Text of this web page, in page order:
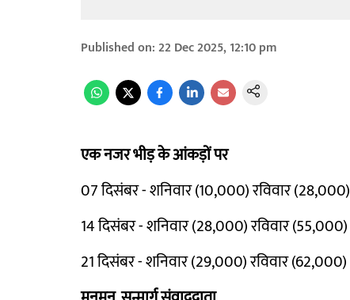
Published on:22 Dec 2025, 12:10 pm
एक नजर भीड़ के आंकड़ों पर
07 दिसंबर - शनिवार (10,000) रविवार (28,000)
14 दिसंबर - शनिवार (28,000) रविवार (55,000)
21 दिसंबर - शनिवार (29,000) रविवार (62,000)